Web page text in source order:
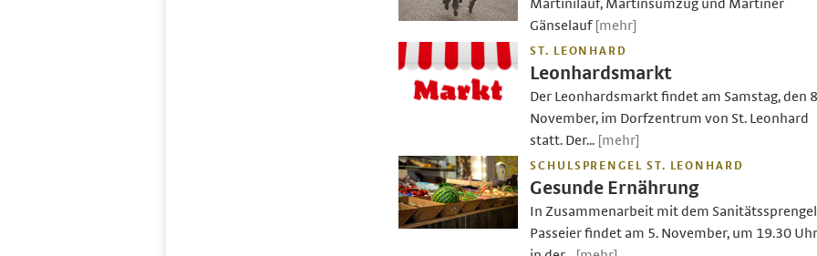
Martinilauf, Martinsumzug und Mårtiner
Gänselauf [mehr]
ST. LEONHARD
Leonhardsmarkt
Der Leonhardsmarkt findet am Samstag, den
November, im Dorfzentrum von St. Leonhard
statt. Der... [mehr]
SCHULSPRENGEL ST. LEONHARD
Gesunde Ernährung
In Zusammenarbeit mit dem Sanitätssprengel
Passeier findet am 5. November, um 19.30